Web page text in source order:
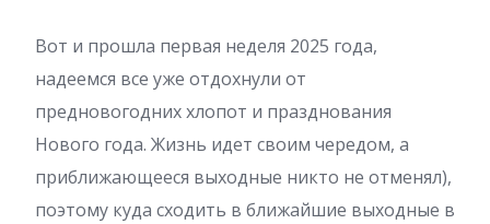
Вот и прошла первая неделя 2025 года,
надеемся все уже отдохнули от
предновогодних хлопот и празднования
Нового года. Жизнь идет своим чередом, а
приближающееся выходные никто не отменял),
поэтому куда сходить в ближайшие выходные в